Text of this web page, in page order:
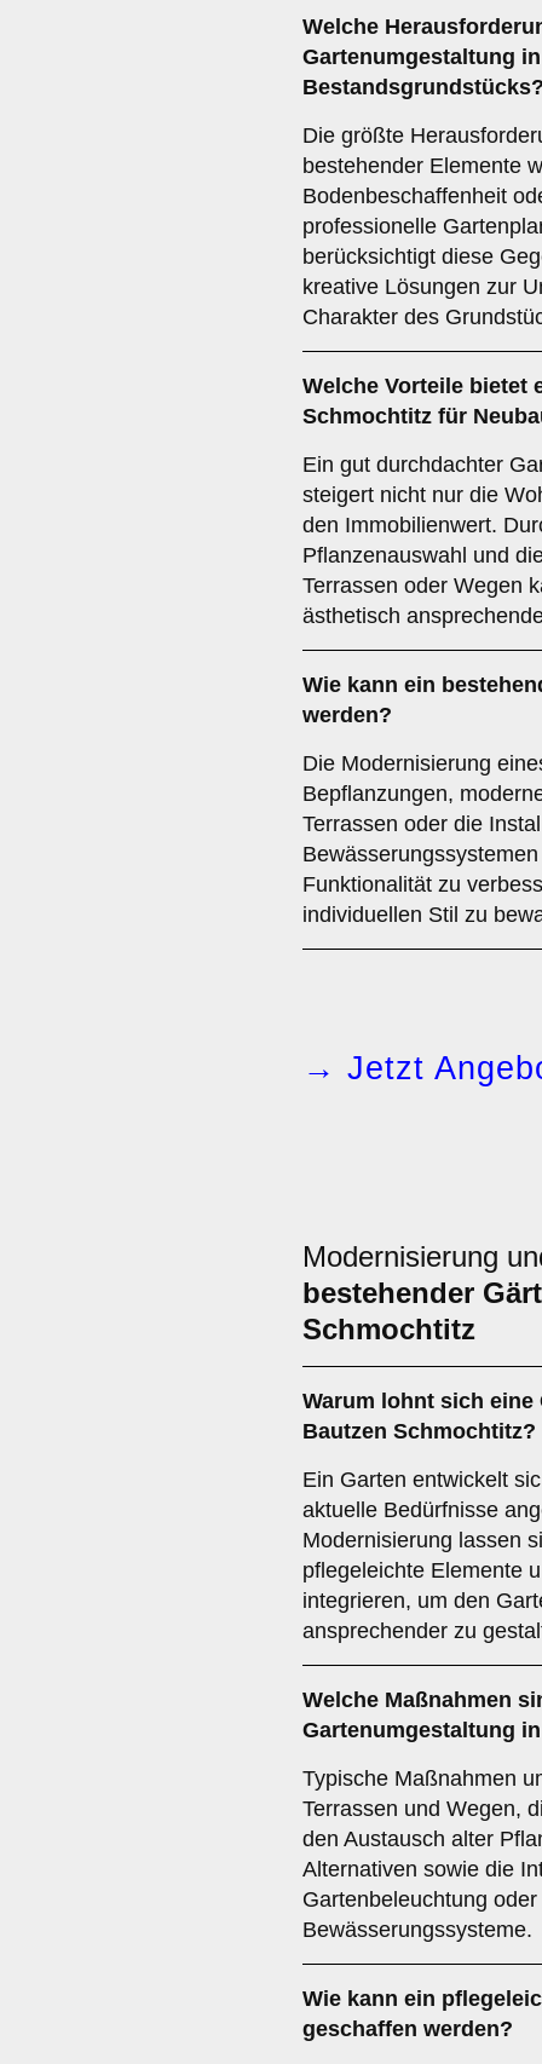
Welche
Gartenumgestaltung
Die größte
bestehender Elemente
Bodenbeschaffenheit
professionelle
berücksichtigt diese
kreative Lösungen zur
Charakter des
Welche Vorteile bietet
Schmochtitz für
Ein gut durchdachter
steigert nicht nur die
den Immobilienwert.
Pflanzenauswahl und
Terrassen oder Wegen
ästhetisch
Wie kann ein
werden?
Die Modernisierung
Bepflanzungen,
Terrassen oder die
Funktionalität zu
individuellen Stil zu
→ Jetzt
Modernisierung
bestehender
Schmochtitz
Warum lohnt sich
Bautzen Schmochtitz?
Ein Garten entwickelt
aktuelle Bedürfnisse
Modernisierung lassen
pflegeleichte Elemente
integrieren, um den
ansprechender zu
Welche Maßnahmen
Gartenumgestaltung
Typische Maßnahmen
Terrassen und Wegen,
den Austausch alter
Alternativen sowie die
Gartenbeleuchtung
Bewässerungssysteme.
Wie kann ein
geschaffen werden?